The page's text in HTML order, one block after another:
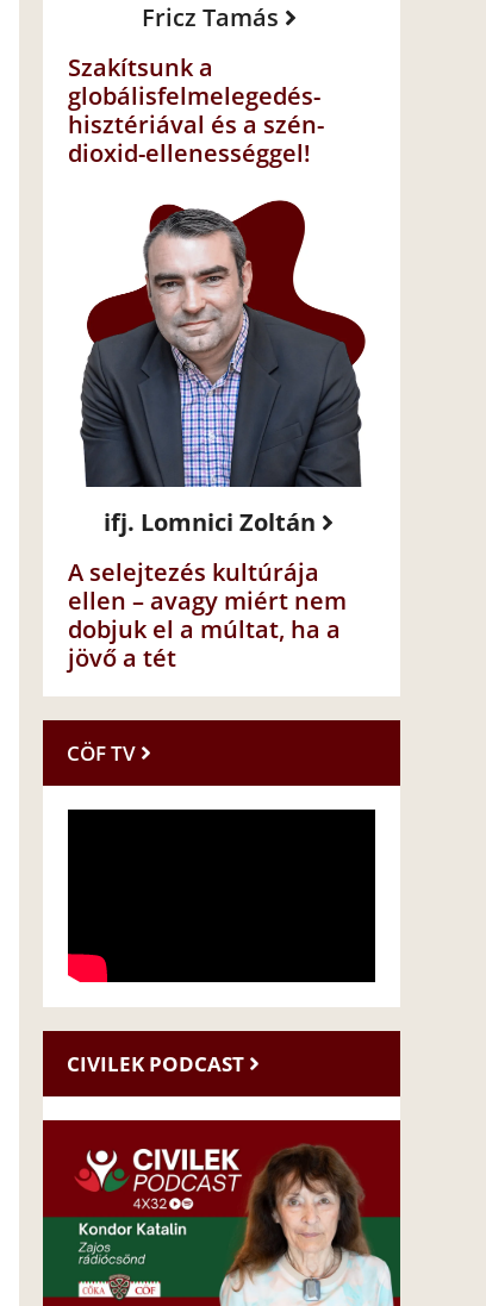
Fricz Tamás
Szakítsunk a
globálisfelmelegedés-
hisztériával és a szén-
dioxid-ellenességgel!
ifj. Lomnici Zoltán
A selejtezés kultúrája
ellen – avagy miért nem
dobjuk el a múltat, ha a
jövő a tét
CÖF TV
CIVILEK PODCAST